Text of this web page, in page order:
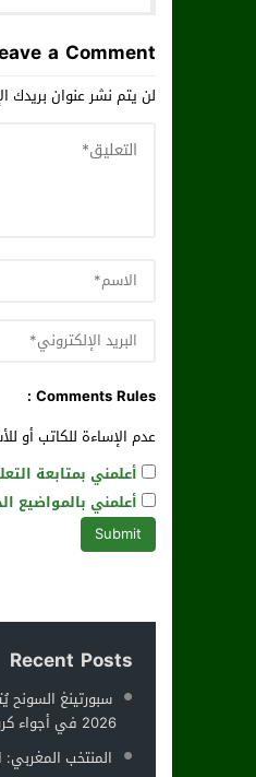
a Comment
لن يتم نشر عنوان بريدك
Comments Rules :
عدم الإساءة للكاتب أو
أعلمني بمتابعة
أعلمني بالمواضيع
Recent Posts
سبورتينغ السونح
2026 في أجواء كروية...
المنتخب